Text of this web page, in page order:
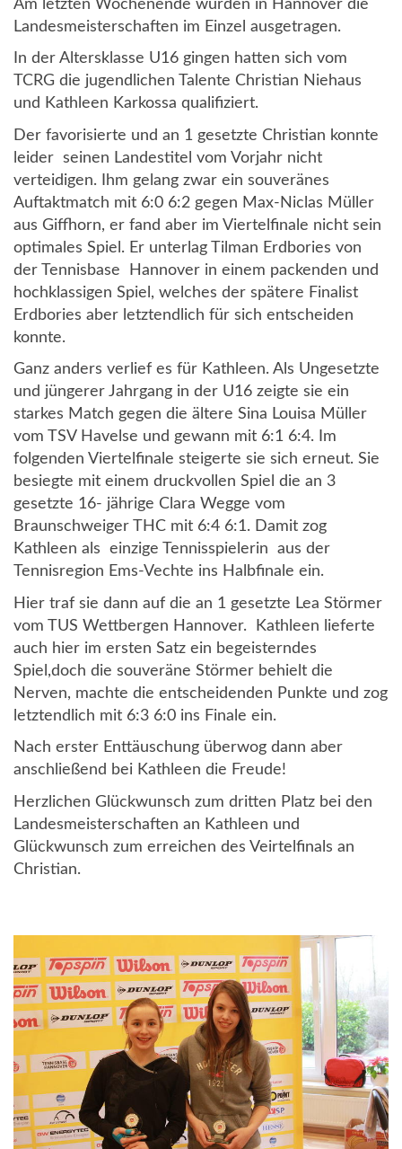
Am letzten Wochenende wurden in Hannover die
Landesmeisterschaften im Einzel ausgetragen.
In der Altersklasse U16 gingen hatten sich vom
TCRG die jugendlichen Talente Christian Niehaus
und Kathleen Karkossa qualifiziert.
Der favorisierte und an 1 gesetzte Christian konnte
leider seinen Landestitel vom Vorjahr nicht
verteidigen. Ihm gelang zwar ein souveränes
Auftaktmatch mit 6:0 6:2 gegen Max-Niclas Müller
aus Giffhorn, er fand aber im Viertelfinale nicht sein
optimales Spiel. Er unterlag Tilman Erdbories von
der Tennisbase Hannover in einem packenden und
hochklassigen Spiel, welches der spätere Finalist
Erdbories aber letztendlich für sich entscheiden
konnte.
Ganz anders verlief es für Kathleen. Als Ungesetzte
und jüngerer Jahrgang in der U16 zeigte sie ein
starkes Match gegen die ältere Sina Louisa Müller
vom TSV Havelse und gewann mit 6:1 6:4. Im
folgenden Viertelfinale steigerte sie sich erneut. Sie
besiegte mit einem druckvollen Spiel die an 3
gesetzte 16- jährige Clara Wegge vom
Braunschweiger THC mit 6:4 6:1. Damit zog
Kathleen als einzige Tennisspielerin aus der
Tennisregion Ems-Vechte ins Halbfinale ein.
Hier traf sie dann auf die an 1 gesetzte Lea Störmer
vom TUS Wettbergen Hannover. Kathleen lieferte
auch hier im ersten Satz ein begeisterndes
Spiel,doch die souveräne Störmer behielt die
Nerven, machte die entscheidenden Punkte und zog
letztendlich mit 6:3 6:0 ins Finale ein.
Nach erster Enttäuschung überwog dann aber
anschließend bei Kathleen die Freude!
Herzlichen Glückwunsch zum dritten Platz bei den
Landesmeisterschaften an Kathleen und
Glückwunsch zum erreichen des Veirtelfinals an
Christian.